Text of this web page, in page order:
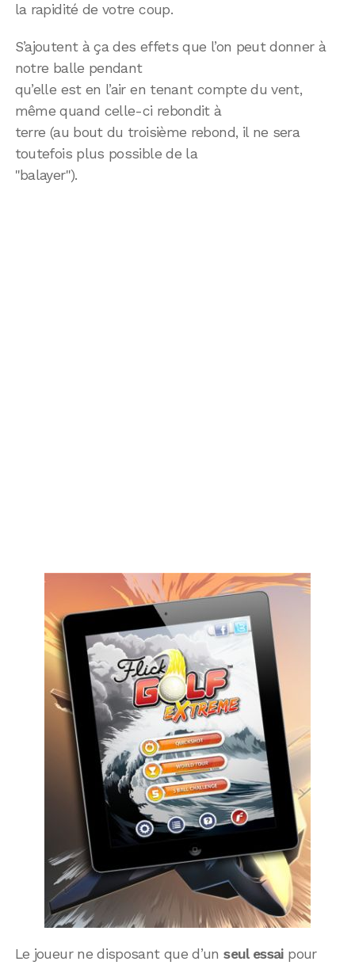
la rapidité de votre coup.
S’ajoutent à ça des effets que l’on peut donner à
notre balle pendant
qu’elle est en l’air en tenant compte du vent,
même quand celle-ci rebondit à
terre (au bout du troisième rebond, il ne sera
toutefois plus possible de la
"balayer").
Le joueur ne disposant que d’unseul essaipour